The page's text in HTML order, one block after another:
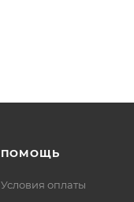
ПОМОЩЬ
Условия оплаты